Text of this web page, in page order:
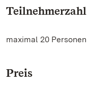
Teilnehmerzahl
maximal 20 Personen
Preis